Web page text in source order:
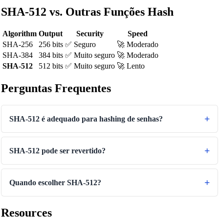
SHA-512 vs. Outras Funções Hash
Algorithm Output Security
Speed
SHA-256
256 bits ✅ Seguro
🚀 Moderado
SHA-384
384 bits ✅ Muito seguro 🚀 Moderado
SHA-512
512 bits ✅ Muito seguro 🚀 Lento
Perguntas Frequentes
SHA-512 é adequado para hashing de senhas?
SHA-512 pode ser revertido?
Quando escolher SHA-512?
Resources